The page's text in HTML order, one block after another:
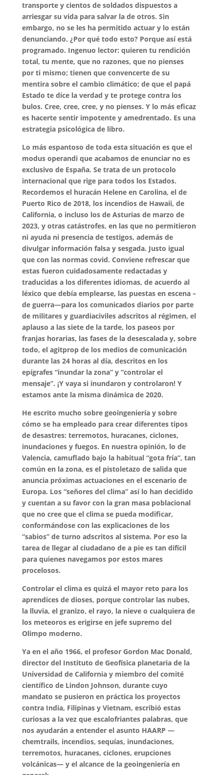
transporte y cientos de soldados dispuestos a
arriesgar su vida para salvar la de otros. Sin
embargo, no se les ha permitido actuar y lo están
denunciando. ¿Por qué todo esto? Porque así está
programado. Ingenuo lector: quieren tu rendición
total, tu mente, que no razones, que no pienses
por ti mismo; tienen que convencerte de su
mentira sobre el cambio climático; de que el papá
Estado te dice la verdad y te protege contra los
bulos. Cree, cree, cree, y no pienses. Y lo más eficaz
es hacerte sentir impotente y amedrentado. Es una
estrategia psicológica de libro.
Lo más espantoso de toda esta situación es que el
modus operandi que acabamos de enunciar no es
exclusivo de España. Se trata de un protocolo
internacional que rige para todos los Estados.
Recordemos el huracán Helene en Carolina, el de
Puerto Rico de 2018, los incendios de Hawaii, de
California, o incluso los de Asturias de marzo de
2023, y otras catástrofes, en las que no permitieron
ni ayuda ni presencia de testigos, además de
divulgar información falsa y sesgada. Justo igual
que con las normas covid. Conviene refrescar que
estas fueron cuidadosamente redactadas y
traducidas a los diferentes idiomas, de acuerdo al
léxico que debía emplearse, las puestas en escena –
de guerra—para los comunicados diarios por parte
de militares y guardiaciviles adscritos al régimen, el
aplauso a las siete de la tarde, los paseos por
franjas horarias, las fases de la desescalada y, sobre
todo, el agitprop de los medios de comunicación
durante las 24 horas al día, descritos en los
epígrafes “inundar la zona” y “controlar el
mensaje”. ¡Y vaya si inundaron y controlaron! Y
estamos ante la misma dinámica de 2020.
He escrito mucho sobre geoingeniería y sobre
cómo se ha empleado para crear diferentes tipos
de desastres: terremotos, huracanes, ciclones,
inundaciones y fuegos. En nuestra opinión, lo de
Valencia, camuflado bajo la habitual “gota fría”, tan
común en la zona, es el pistoletazo de salida que
anuncia próximas actuaciones en el escenario de
Europa. Los “señores del clima” así lo han decidido
y cuentan a su favor con la gran masa poblacional
que no cree que el clima se pueda modificar,
conformándose con las explicaciones de los
“sabios” de turno adscritos al sistema. Por eso la
tarea de llegar al ciudadano de a pie es tan difícil
para quienes navegamos por estos mares
procelosos.
Controlar el clima es quizá el mayor reto para los
aprendices de dioses, porque controlar las nubes,
la lluvia, el granizo, el rayo, la nieve o cualquiera de
los meteoros es erigirse en jefe supremo del
Olimpo moderno.
Ya en el año 1966, el profesor Gordon Mac Donald,
director del Instituto de Geofísica planetaria de la
Universidad de California y miembro del comité
científico de Lindon Johnson, durante cuyo
mandato se pusieron en práctica los proyectos
contra India, Filipinas y Vietnam, escribió estas
curiosas a la vez que escalofriantes palabras, que
nos ayudarán a entender el asunto HAARP —
chemtrails, incendios, sequías, inundaciones,
terremotos, huracanes, ciclones, erupciones
volcánicas— y el alcance de la geoingeniería en